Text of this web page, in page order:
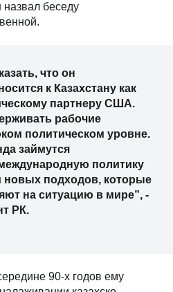
беседу
что он
к Казахстану как
партнеру США.
рабочие
политическом уровне.
займутся
политику
подходов, которые
на ситуацию в мире”, -
РК.
90-х годов ему